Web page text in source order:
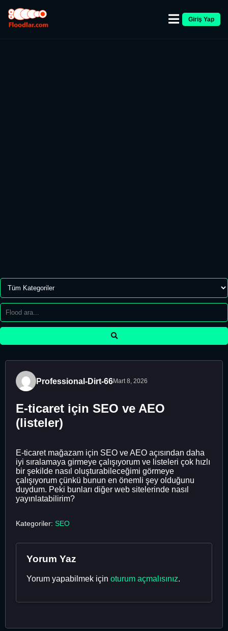
Giriş Yap
Professional-Dirt-66Mart 8, 2026
E-ticaret için SEO ve AEO
(listeler)
E-ticaret mağazam için SEO ve AEO açısından daha
iyi sıralamaya girmeye çalışıyorum ve listeleri çok hızlı
bir şekilde nasıl oluşturabileceğimi görmeye
çalışıyorum çünkü bunun en önemli şey olduğunu
duydum. Peki bunları diğer web sitelerinde nasıl
yayınlatabilirim?
Kategoriler: SEO
Yorum Yaz
Yorum yapabilmek için oturum açmalısınız.